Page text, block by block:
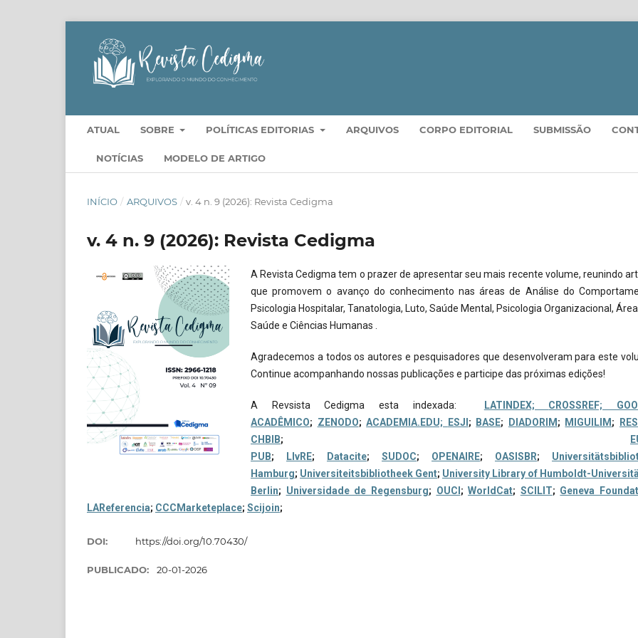
ATUAL SOBRE POLÍTICAS EDITORIAS ARQUIVOS CORPO EDITORIAL SUBMISSÃO
NOTÍCIAS MODELO DE ARTIGO
INÍCIO / ARQUIVOS / v. 4 n. 9 (2026): Revista Cedigma
v. 4 n. 9 (2026): Revista Cedigma
A Revista Cedigma tem o prazer de apresentar seu mais recente volume, reunindo
que promovem o avanço do conhecimento nas áreas de Análise do
Psicologia Hospitalar, Tanatologia, Luto, Saúde Mental, Psicologia Organizacional,
Saúde e Ciências Humanas .
Agradecemos a todos os autores e pesquisadores que desenvolveram para este
Continue acompanhando nossas publicações e participe das próximas edições!
A Revsista Cedigma esta indexada: LATINDEX; CROSSREF;
ACADÊMICO; ZENODO;ACADEMIA.EDU; ESJI ; BASE; DIADORIM ; MIGUILIM ;
CHBIB;
PUB; LIvRE; Datacite; SUDOC; OPENAIRE; OASISBR;
Hamburg; Universiteitsbibliotheek Gent; University Library of Humboldt-
Berlin; Universidade de Regensburg; OUCI ;WorldCat; SCILIT; Geneva
LAReferencia; CCCMarketeplace; Scijoin;
DOI: https://doi.org/10.70430/
PUBLICADO: 20-01-2026